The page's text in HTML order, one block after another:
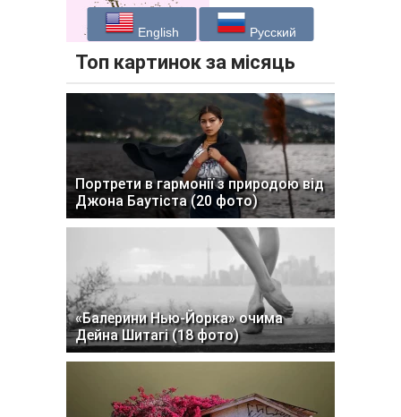
English Русский
Топ картинок за місяць
Портрети в гармонії з природою від
Джона Баутіста (20 фото)
«Балерини Нью-Йорка» очима
Дейна Шитагі (18 фото)